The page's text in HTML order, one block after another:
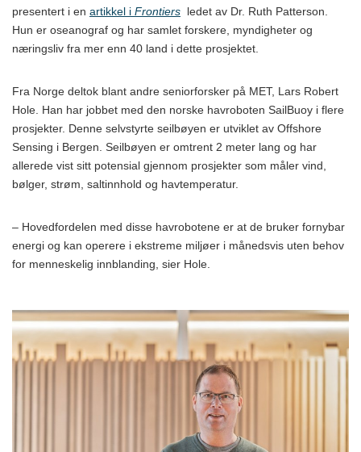
presentert i en artikkel i Frontiers ledet av Dr. Ruth Patterson.
Hun er oseanograf og har samlet forskere, myndigheter og
næringsliv fra mer enn 40 land i dette prosjektet.
Fra Norge deltok blant andre seniorforsker på MET, Lars Robert
Hole. Han har jobbet med den norske havroboten SailBuoy i flere
prosjekter. Denne selvstyrte seilbøyen er utviklet av Offshore
Sensing i Bergen. Seilbøyen er omtrent 2 meter lang og har
allerede vist sitt potensial gjennom prosjekter som måler vind,
bølger, strøm, saltinnhold og havtemperatur.
– Hovedfordelen med disse havrobotene er at de bruker fornybar
energi og kan operere i ekstreme miljøer i månedsvis uten behov
for menneskelig innblanding, sier Hole.